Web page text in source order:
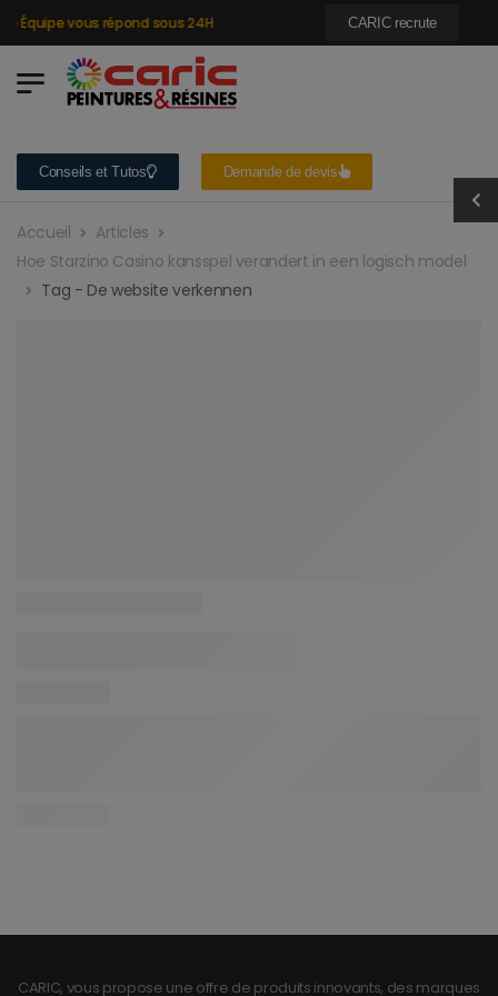
vous répond sous 24H CARIC recrute
Conseils et Tutos Demande de devis
Accueil
Articles
Hoe Starzino Casino kansspel verandert in een logisch model
Tag - De website verkennen
CARIC, vous propose une offre de produits innovants, des marques